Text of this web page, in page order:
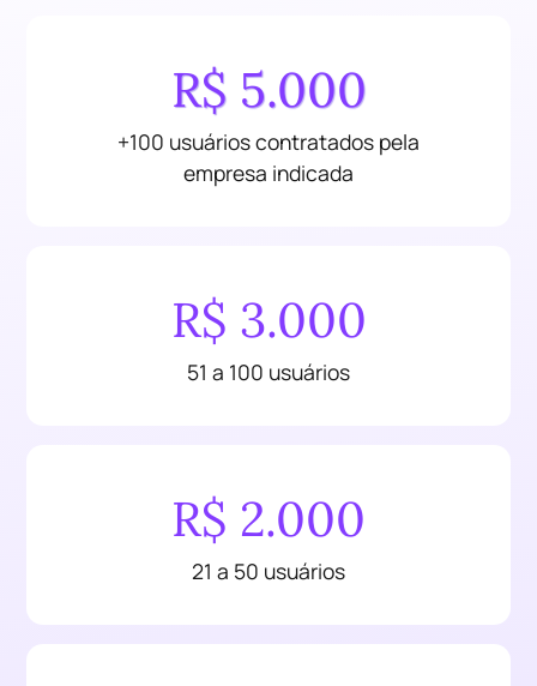
R$ 5.000
+100 usuários contratados pela
empresa indicada
R$ 3.000
51 a 100 usuários
R$ 2.000
21 a 50 usuários